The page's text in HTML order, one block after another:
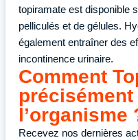
topiramate est disponible
pelliculés et de gélules.
également entraîner des
incontinence urinaire.
Comment
précisément
l’organisme
Recevez nos dernières